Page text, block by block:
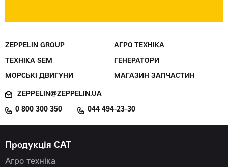
ZEPPELIN GROUP АГРО ТЕХНІКА
ТЕХНІКА SEM ГЕНЕРАТОРИ
МОРСЬКІ ДВИГУНИ МАГАЗИН ЗАПЧАСТИН
ZEPPELIN@ZEPPELIN.UA
0 800 300 350 044 494-23-30
Продукція CAT
Агро техніка